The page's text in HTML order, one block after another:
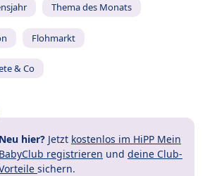
Thema des Monats
Flohmarkt
& Co
Neu hier? Jetzt kostenlos im HiPP Mein
BabyClub registrieren und deine Club-
sichern.